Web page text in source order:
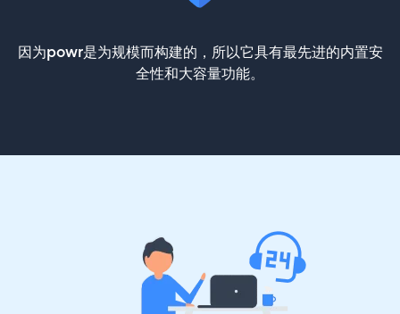
因为powr是为规模而构建的，所以它具有最先进的内置安
全性和大容量功能。